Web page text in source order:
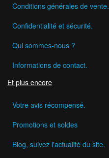
Conditions générales de vente.
Confidentialité et sécurité.
Qui sommes-nous ?
Informations de contact.
Et plus encore
Votre avis récompensé.
Promotions et soldes
Blog, suivez l'actualité du site.